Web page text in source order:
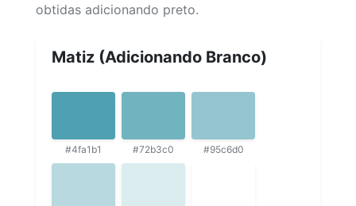
obtidas adicionando preto.
Matiz (Adicionando Branco)
#4fa1b1 #72b3c0 #95c6d0